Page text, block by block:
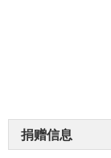
捐赠信息